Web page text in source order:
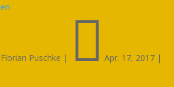
Florian Puschke |  Apr. 17, 2017 |